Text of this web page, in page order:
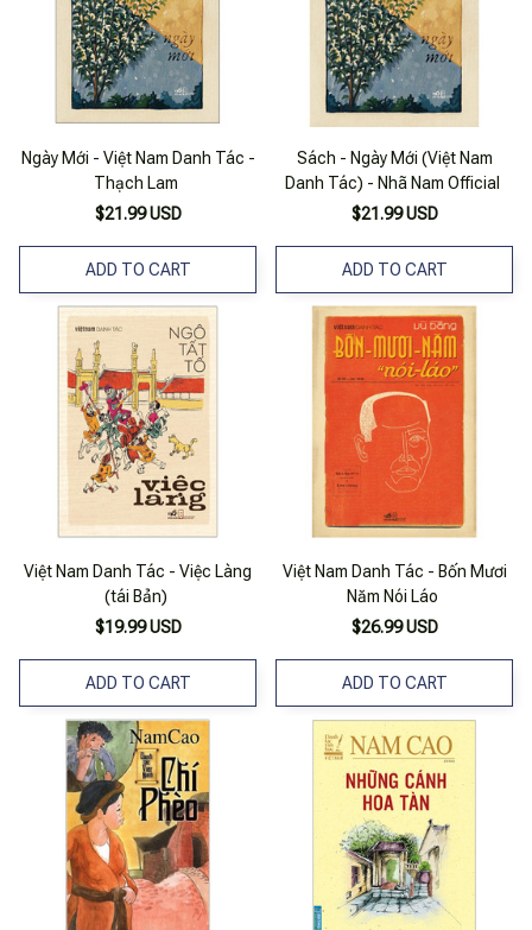
Ngày Mới - Việt Nam Danh Tác -
Thạch Lam
$21.99 USD
ADD TO CART
Sách - Ngày Mới (Việt Nam
Danh Tác) - Nhã Nam Official
$21.99 USD
ADD TO CART
Việt Nam Danh Tác - Việc Làng
(tái Bản)
$19.99 USD
ADD TO CART
Việt Nam Danh Tác - Bốn Mươi
Năm Nói Láo
$26.99 USD
ADD TO CART